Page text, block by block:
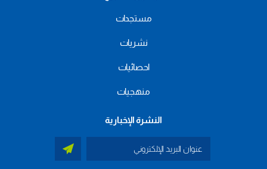
مستجدات
نشريات
احصائيات
منهجيات
النشرة الإخبارية